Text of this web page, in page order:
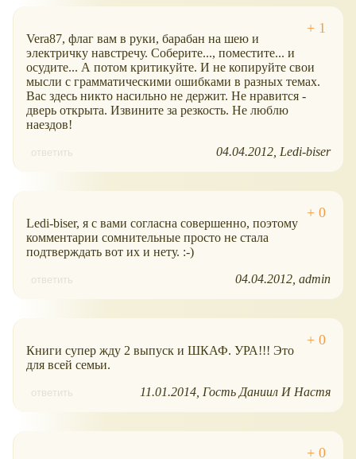
Vera87, флаг вам в руки, барабан на шею и
электричку навстречу. Соберите..., поместите... и
осудите... А потом критикуйте. И не копируйте свои
мысли с грамматическими ошибками в разных темах.
Вас здесь никто насильно не держит. Не нравится -
дверь открыта. Извините за резкость. Не люблю
наездов!
ответить 04.04.2012 Ledi-biser
Ledi-biser, я с вами согласна совершенно, поэтому
комментарии сомнительные просто не стала
подтверждать вот их и нету. :-)
ответить 04.04.2012 admin
Книги супер жду 2 выпуск и ШКАФ. УРА!!! Это
для всей семьи.
ответить 11.01.2014 Гость Даниил И Настя